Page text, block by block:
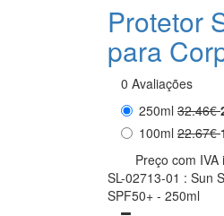
Protetor
para
0 Avaliações
250ml 32.46€
100ml 22.67€
Preço com IVA
SL-02713-01 : Sun
SPF50+ - 250ml